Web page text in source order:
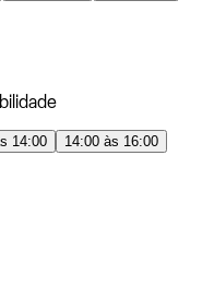
14:00
14:00 às 16:00